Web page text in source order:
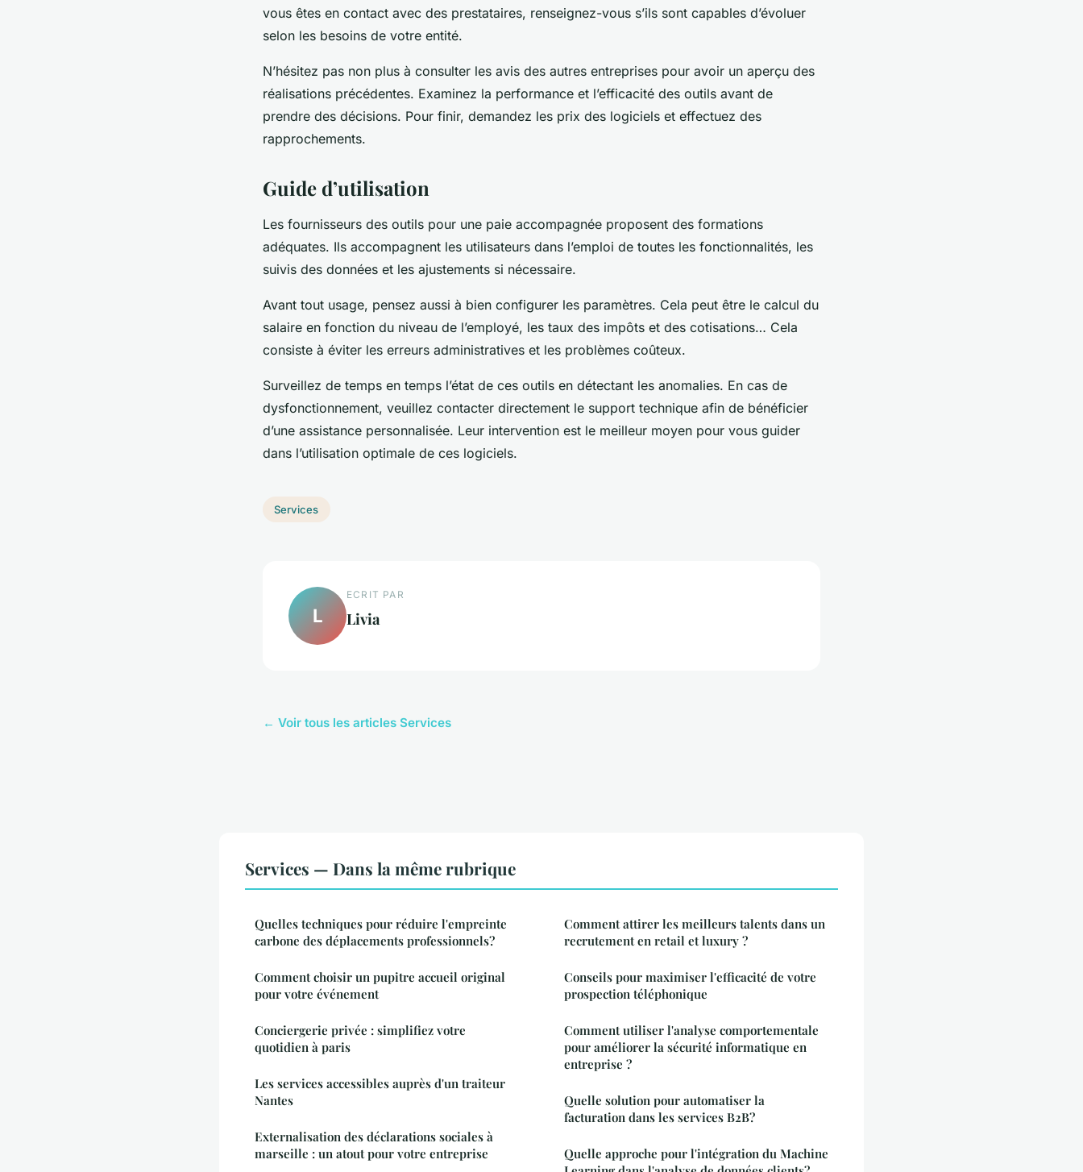
vous êtes en contact avec des prestataires, renseignez-vous s’ils sont capables d’évoluer
selon les besoins de votre entité.
N’hésitez pas non plus à consulter les avis des autres entreprises pour avoir un aperçu des
réalisations précédentes. Examinez la performance et l’efficacité des outils avant de
prendre des décisions. Pour finir, demandez les prix des logiciels et effectuez des
rapprochements.
Guide d’utilisation
Les fournisseurs des outils pour une paie accompagnée proposent des formations
adéquates. Ils accompagnent les utilisateurs dans l’emploi de toutes les fonctionnalités, les
suivis des données et les ajustements si nécessaire.
Avant tout usage, pensez aussi à bien configurer les paramètres. Cela peut être le calcul du
salaire en fonction du niveau de l’employé, les taux des impôts et des cotisations… Cela
consiste à éviter les erreurs administratives et les problèmes coûteux.
Surveillez de temps en temps l’état de ces outils en détectant les anomalies. En cas de
dysfonctionnement, veuillez contacter directement le support technique afin de bénéficier
d’une assistance personnalisée. Leur intervention est le meilleur moyen pour vous guider
dans l’utilisation optimale de ces logiciels.
Services
L
ECRIT PAR
Livia
← Voir tous les articles Services
Services — Dans la même rubrique
Quelles techniques pour réduire l'empreinte
carbone des déplacements professionnels?
Comment choisir un pupitre accueil original
pour votre événement
Conciergerie privée : simplifiez votre
quotidien à paris
Les services accessibles auprès d'un traiteur
Nantes
Externalisation des déclarations sociales à
marseille : un atout pour votre entreprise
Comment attirer les meilleurs talents dans un
recrutement en retail et luxury ?
Conseils pour maximiser l'efficacité de votre
prospection téléphonique
Comment utiliser l'analyse comportementale
pour améliorer la sécurité informatique en
entreprise ?
Quelle solution pour automatiser la
facturation dans les services B2B?
Quelle approche pour l'intégration du Machine